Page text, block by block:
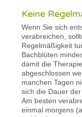
Keine
Wenn Sie sich
verabreichen,
Regelmäßigkeit
Bachblüten
damit die
abgeschlossen
manchen Tagen
sich die Dauer
Am besten
einmal morgens